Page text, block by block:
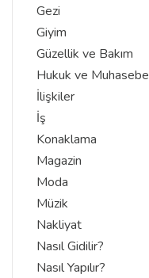
Gezi
Giyim
Güzellik ve Bakım
Hukuk ve Muhasebe
İlişkiler
İş
Konaklama
Magazin
Moda
Müzik
Nakliyat
Nasıl Gidilir?
Nasıl Yapılır?